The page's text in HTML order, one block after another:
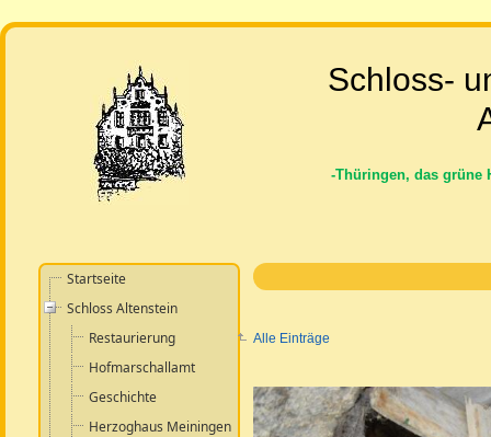
Schloss-
-Thüringen, das grüne
Startseite
Schloss Altenstein
Restaurierung
Hofmarschallamt
Geschichte
Herzoghaus Meiningen
Alle Einträge